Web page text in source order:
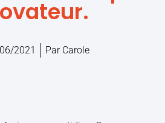
2021 ParCarole